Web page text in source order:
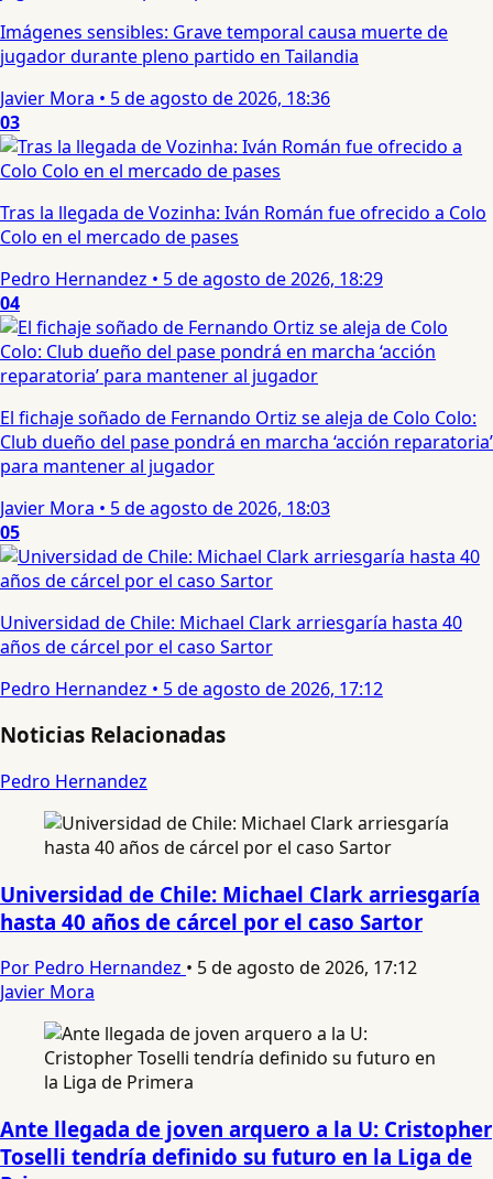
Imágenes sensibles: Grave temporal causa muerte de
jugador durante pleno partido en Tailandia
Javier Mora • 5 de agosto de 2026, 18:36
03
Tras la llegada de Vozinha: Iván Román fue ofrecido a Colo
Colo en el mercado de pases
Pedro Hernandez • 5 de agosto de 2026, 18:29
04
El fichaje soñado de Fernando Ortiz se aleja de Colo Colo:
Club dueño del pase pondrá en marcha ‘acción reparatoria’
para mantener al jugador
Javier Mora • 5 de agosto de 2026, 18:03
05
Universidad de Chile: Michael Clark arriesgaría hasta 40
años de cárcel por el caso Sartor
Pedro Hernandez • 5 de agosto de 2026, 17:12
Noticias Relacionadas
Pedro Hernandez
Universidad de Chile: Michael Clark arriesgaría
hasta 40 años de cárcel por el caso Sartor
Por Pedro Hernandez • 5 de agosto de 2026, 17:12
Javier Mora
Ante llegada de joven arquero a la U: Cristopher
Toselli tendría definido su futuro en la Liga de